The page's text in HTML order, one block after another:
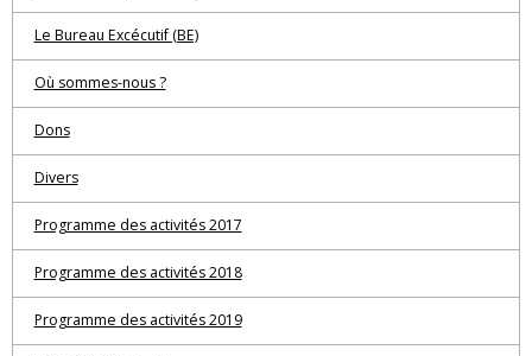
Le Bureau Excécutif (BE)
Où sommes-nous ?
Dons
Divers
Programme des activités 2017
Programme des activités 2018
Programme des activités 2019